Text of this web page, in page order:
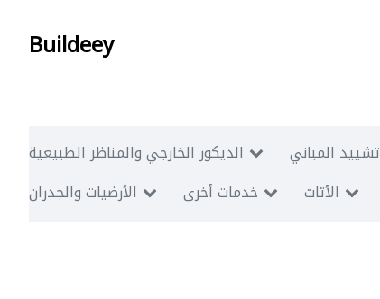
Buildeey
الديكور الخارجي والمناظر الطبيعية تشييد المباني
الأرضيات والجدران
خدمات أخرى الأثاث